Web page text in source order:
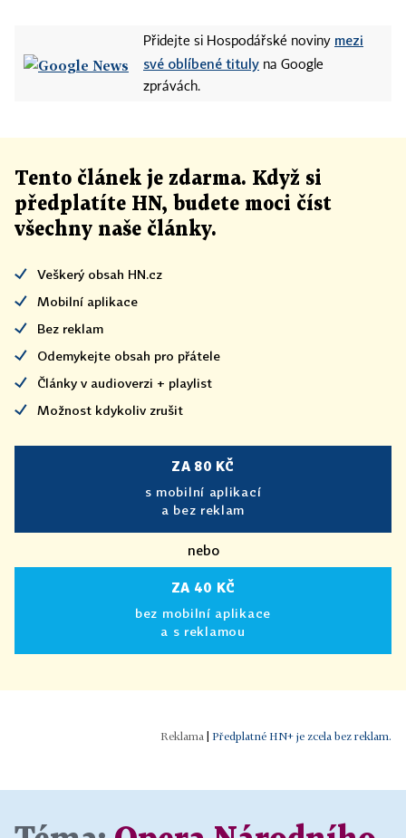
Přidejte si Hospodářské noviny mezi
své oblíbené tituly na Google
zprávách.
Tento článek je zdarma. Když si
předplatíte HN, budete moci číst
všechny naše články.
Veškerý obsah HN.cz
Mobilní aplikace
Bez reklam
Odemykejte obsah pro přátele
Články v audioverzi + playlist
Možnost kdykoliv zrušit
ZA 80 KČ
s mobilní aplikací
a bez reklam
nebo
ZA 40 KČ
bez mobilní aplikace
a s reklamou
Předplatné HN+ je zcela bez reklam.